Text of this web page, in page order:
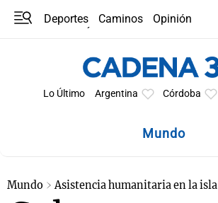
Deportes Caminos
Opinión
Lo Último Argentina Córdoba
Mundo
Mundo Asistencia humanitaria en la isla